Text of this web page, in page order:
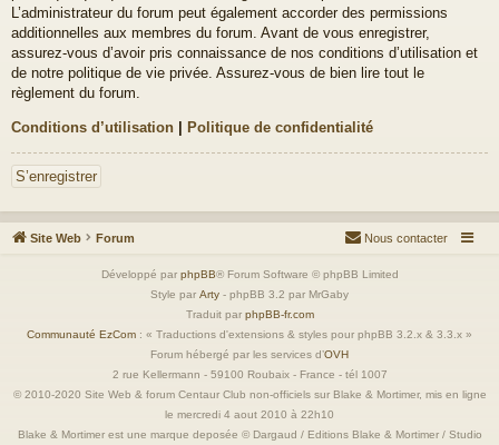
L’administrateur du forum peut également accorder des permissions
additionnelles aux membres du forum. Avant de vous enregistrer,
assurez-vous d’avoir pris connaissance de nos conditions d’utilisation et
de notre politique de vie privée. Assurez-vous de bien lire tout le
règlement du forum.
Conditions d’utilisation | Politique de confidentialité
S’enregistrer
Site Web Forum Nous contacter
Développé par phpBB® Forum Software © phpBB Limited
Style par Arty - phpBB 3.2 par MrGaby
Traduit par phpBB-fr.com
Communauté EzCom : « Traductions d'extensions & styles pour phpBB 3.2.x & 3.3.x »
Forum hébergé par les services d’OVH
2 rue Kellermann - 59100 Roubaix - France - tél 1007
© 2010-2020 Site Web & forum Centaur Club non-officiels sur Blake & Mortimer, mis en ligne
le mercredi 4 aout 2010 à 22h10
Blake & Mortimer est une marque deposée © Dargaud / Editions Blake & Mortimer / Studio